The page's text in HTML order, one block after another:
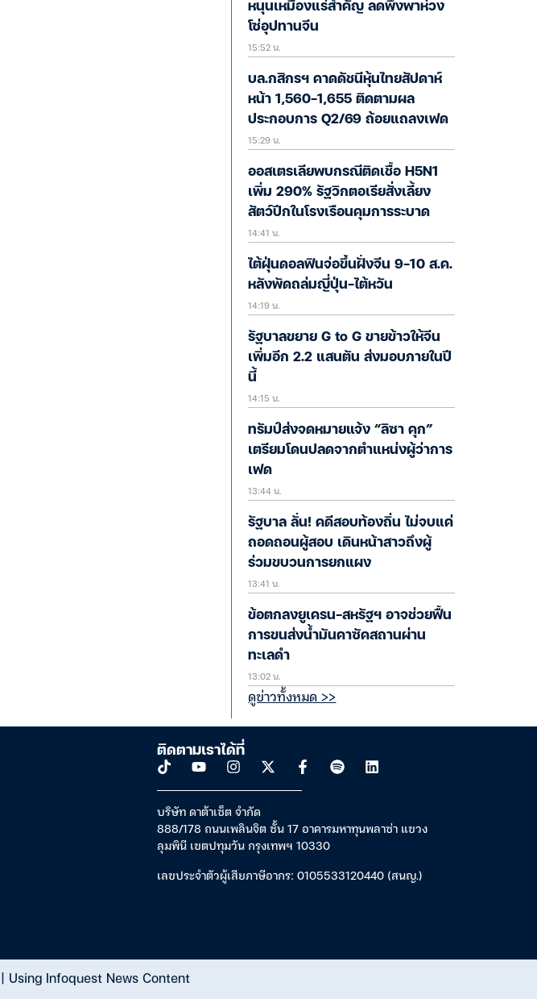
หนุนเหมืองแร่สำคัญ ลดพึ่งพาห่วง
โซ่อุปทานจีน
15:52 น.
บล.กสิกรฯ คาดดัชนีหุ้นไทยสัปดาห์
หน้า 1,560-1,655 ติดตามผล
ประกอบการ Q2/69 ถ้อยแถลงเฟด
15:29 น.
ออสเตรเลียพบกรณีติดเชื้อ H5N1
เพิ่ม 290% รัฐวิกตอเรียสั่งเลี้ยง
สัตว์ปีกในโรงเรือนคุมการระบาด
14:41 น.
ไต้ฝุ่นดอลฟินจ่อขึ้นฝั่งจีน 9-10 ส.ค.
หลังพัดถล่มญี่ปุ่น-ไต้หวัน
14:19 น.
รัฐบาลขยาย G to G ขายข้าวให้จีน
เพิ่มอีก 2.2 แสนตัน ส่งมอบภายในปี
นี้
14:15 น.
ทรัมป์ส่งจดหมายแจ้ง “ลิซา คุก”
เตรียมโดนปลดจากตำแหน่งผู้ว่าการ
เฟด
13:44 น.
รัฐบาล ลั่น! คดีสอบท้องถิ่น ไม่จบแค่
ถอดถอนผู้สอบ เดินหน้าสาวถึงผู้
ร่วมขบวนการยกแผง
13:41 น.
ข้อตกลงยูเครน-สหรัฐฯ อาจช่วยฟื้น
การขนส่งน้ำมันคาซัคสถานผ่าน
ทะเลดำ
13:02 น.
ดูข่าวทั้งหมด >>
ติดตามเราได้ที่
บริษัท ดาต้าเซ็ต จำกัด
888/178 ถนนเพลินจิต ชั้น 17 อาคารมหาทุนพลาซ่า แขวง
ลุมพินี เขตปทุมวัน กรุงเทพฯ 10330
เลขประจำตัวผู้เสียภาษีอากร: 0105533120440 (สนญ.)
Using Infoquest News Content